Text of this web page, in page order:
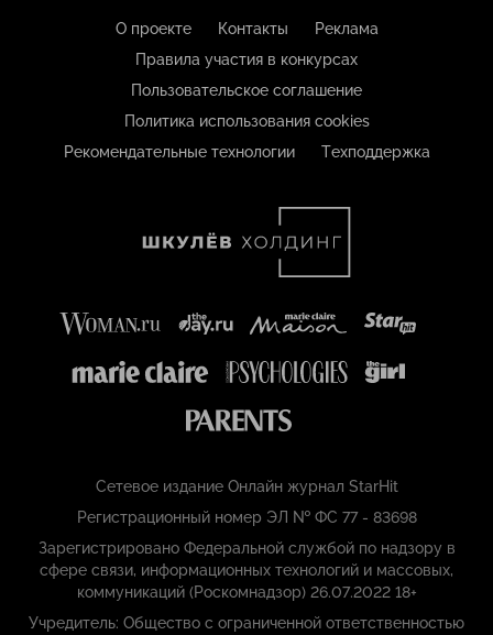
О проекте Контакты
Реклама
Правила участия в конкурсах
Пользовательское соглашение
Политика использования cookies
Рекомендательные технологии
Техподдержка
Сетевое издание Онлайн журнал StarHit
Регистрационный номер ЭЛ № ФС 77 - 83698
Зарегистрировано Федеральной службой по надзору в
сфере связи, информационных технологий и массовых,
коммуникаций (Роскомнадзор) 26.07.2022 18+
Учредитель: Общество с ограниченной ответственностью